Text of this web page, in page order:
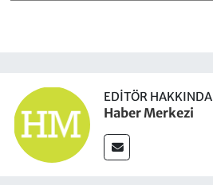
EDITÖR HAKKINDA
Haber Merkezi